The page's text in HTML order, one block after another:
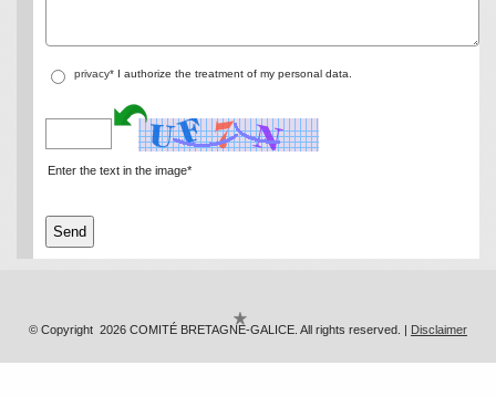
privacy* I authorize the treatment of my personal data.
Enter the text in the image*
© Copyright 2026 COMITÉ BRETAGNE-GALICE. All rights reserved. | Disclaimer